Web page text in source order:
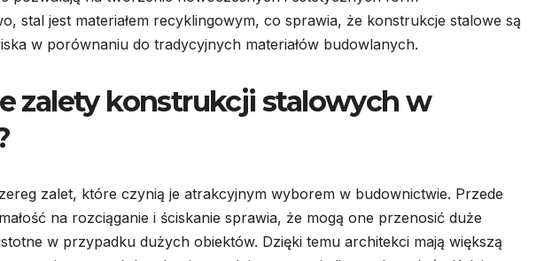
stal jest materiałem recyklingowym, co sprawia, że konstrukcje stalowe są
w porównaniu do tradycyjnych materiałów budowlanych.
zalety konstrukcji stalowych w
zalet, które czynią je atrakcyjnym wyborem w budownictwie. Przede
na rozciąganie i ściskanie sprawia, że mogą one przenosić duże
w przypadku dużych obiektów. Dzięki temu architekci mają większą